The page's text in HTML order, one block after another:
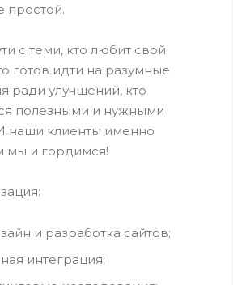
простой.
с теми, кто любит свой
готов идти на разумные
ради улучшений, кто
полезными и нужными
наши клиенты именно
мы и гордимся!
и разработка сайтов;
интеграция;